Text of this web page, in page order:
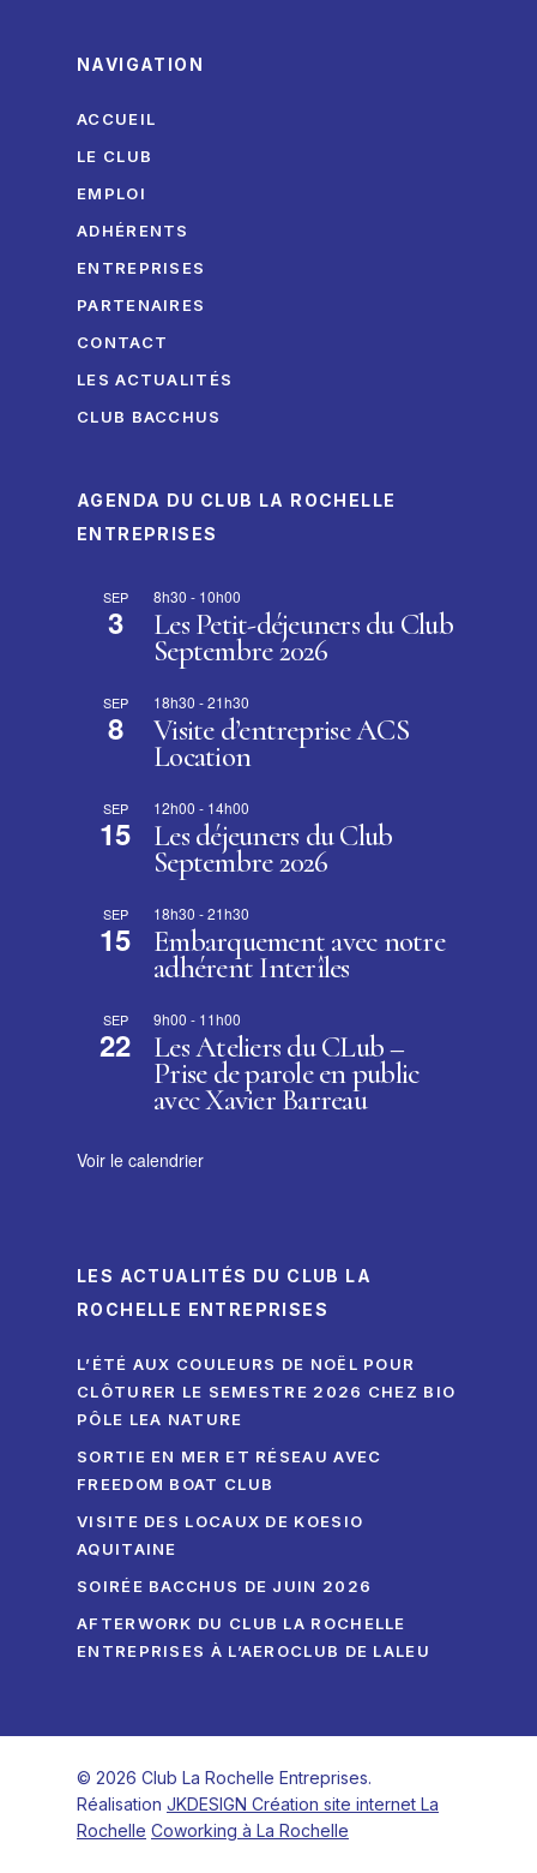
NAVIGATION
ACCUEIL
LE CLUB
EMPLOI
ADHÉRENTS
ENTREPRISES
PARTENAIRES
CONTACT
LES ACTUALITÉS
CLUB BACCHUS
AGENDA DU CLUB LA ROCHELLE
ENTREPRISES
SEP
3
8h30 - 10h00
Les Petit-déjeuners du Club
Septembre 2026
SEP
8
18h30 -21h30
Visite d’entreprise ACS
Location
SEP
15
12h00 - 14h00
Les déjeuners du Club
Septembre 2026
SEP
15
18h30 -21h30
Embarquement avec notre
adhérent Interîles
SEP
22
9h00 - 11h00
Les Ateliers du CLub –
Prise de parole en public
avec Xavier Barreau
Voir le calendrier
LES ACTUALITÉS DU CLUB LA
ROCHELLE ENTREPRISES
L’ÉTÉ AUX COULEURS DE NOËL POUR
CLÔTURER LE SEMESTRE 2026 CHEZ BIO
PÔLE LEA NATURE
SORTIE EN MER ET RÉSEAU AVEC
FREEDOM BOAT CLUB
VISITE DES LOCAUX DE KOESIO
AQUITAINE
SOIRÉE BACCHUS DE JUIN 2026
AFTERWORK DU CLUB LA ROCHELLE
ENTREPRISES À L’AEROCLUB DE LALEU
© 2026 Club La Rochelle Entreprises.
Réalisation JKDESIGN Création site internet La
Rochelle Coworking à La Rochelle